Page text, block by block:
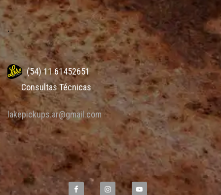
(54) 11 61452651
Consultas Técnicas
lakepickups.ar@gmail.com